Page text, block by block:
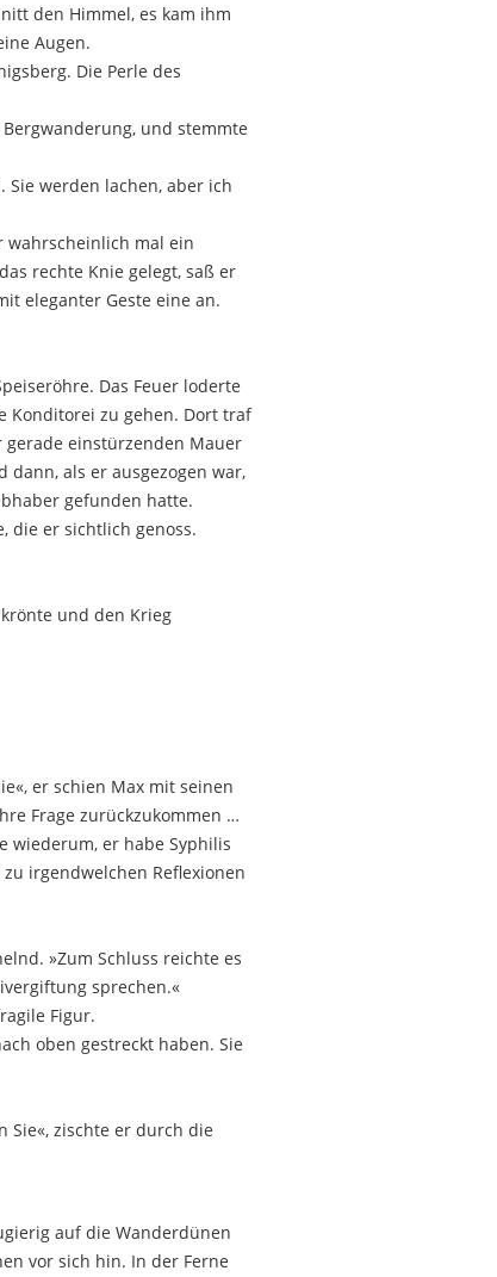
den Himmel, es kam ihm
Augen.
Die Perle des
und stemmte
Sie werden lachen, aber ich
wahrscheinlich mal ein
rechte Knie gelegt, saß er
eleganter Geste eine an.
Das Feuer loderte
Konditorei zu gehen. Dort traf
einstürzenden Mauer
als er ausgezogen war,
gefunden hatte.
die er sichtlich genoss.
und den Krieg
er schien Max mit seinen
Frage zurückzukommen …
wiederum, er habe Syphilis
irgendwelchen Reflexionen
»Zum Schluss reichte es
sprechen.«
Figur.
oben gestreckt haben. Sie
Sie«, zischte er durch die
auf die Wanderdünen
vor sich hin. In der Ferne